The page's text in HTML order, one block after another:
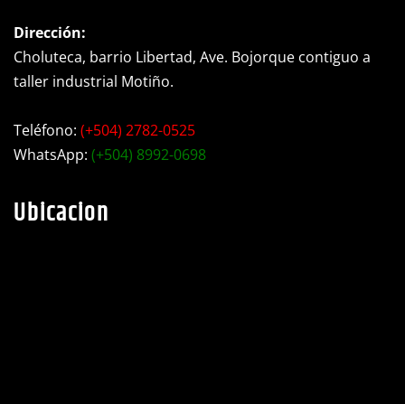
Dirección:
Choluteca, barrio Libertad, Ave. Bojorque contiguo a
taller industrial Motiño.
Teléfono: (+504) 2782-0525
WhatsApp: (+504) 8992-0698
Ubicacion